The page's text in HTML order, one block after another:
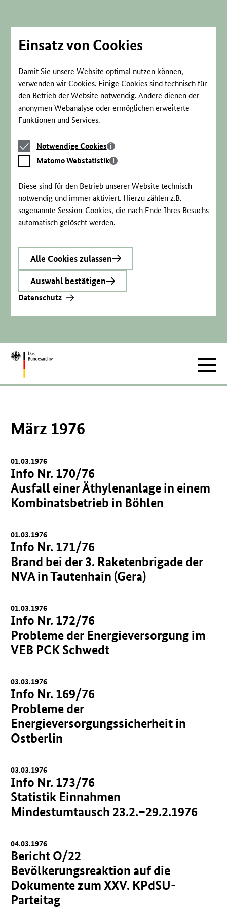
Einsatz von Cookies
Damit Sie unsere Website optimal nutzen können,
verwenden wir Cookies. Einige Cookies sind technisch für
den Betrieb der Website notwendig. Andere dienen der
anonymen Webanalyse oder ermöglichen erweiterte
Funktionen und Services.
Notwendige
Cookies
Notwendige Cookies
Matomo
Webstatistik
Matomo Webstatistik
Diese sind für den Betrieb unserer Website technisch
notwendig und immer aktiviert. Hierzu zählen z.B.
sogenannte Session-Cookies, die nach Ende Ihres Besuchs
automatisch gelöscht werden.
Alle Cookies zulassen
Auswahl bestätigen
Datenschutz
Zur
März 1976
01.03.1976
Info Nr. 170/76
Ausfall einer Äthylenanlage in einem
Kombinatsbetrieb in Böhlen
01.03.1976
Info Nr. 171/76
Brand bei der 3. Raketenbrigade der
NVA in Tautenhain (Gera)
01.03.1976
Info Nr. 172/76
Probleme der Energieversorgung im
VEB PCK Schwedt
03.03.1976
Info Nr. 169/76
Probleme der
Energieversorgungssicherheit in
Ostberlin
03.03.1976
Info Nr. 173/76
Statistik Einnahmen
Mindestumtausch 23.2.–29.2.1976
04.03.1976
Bericht O/22
Bevölkerungsreaktion auf die
Dokumente zum XXV. KPdSU-
Parteitag